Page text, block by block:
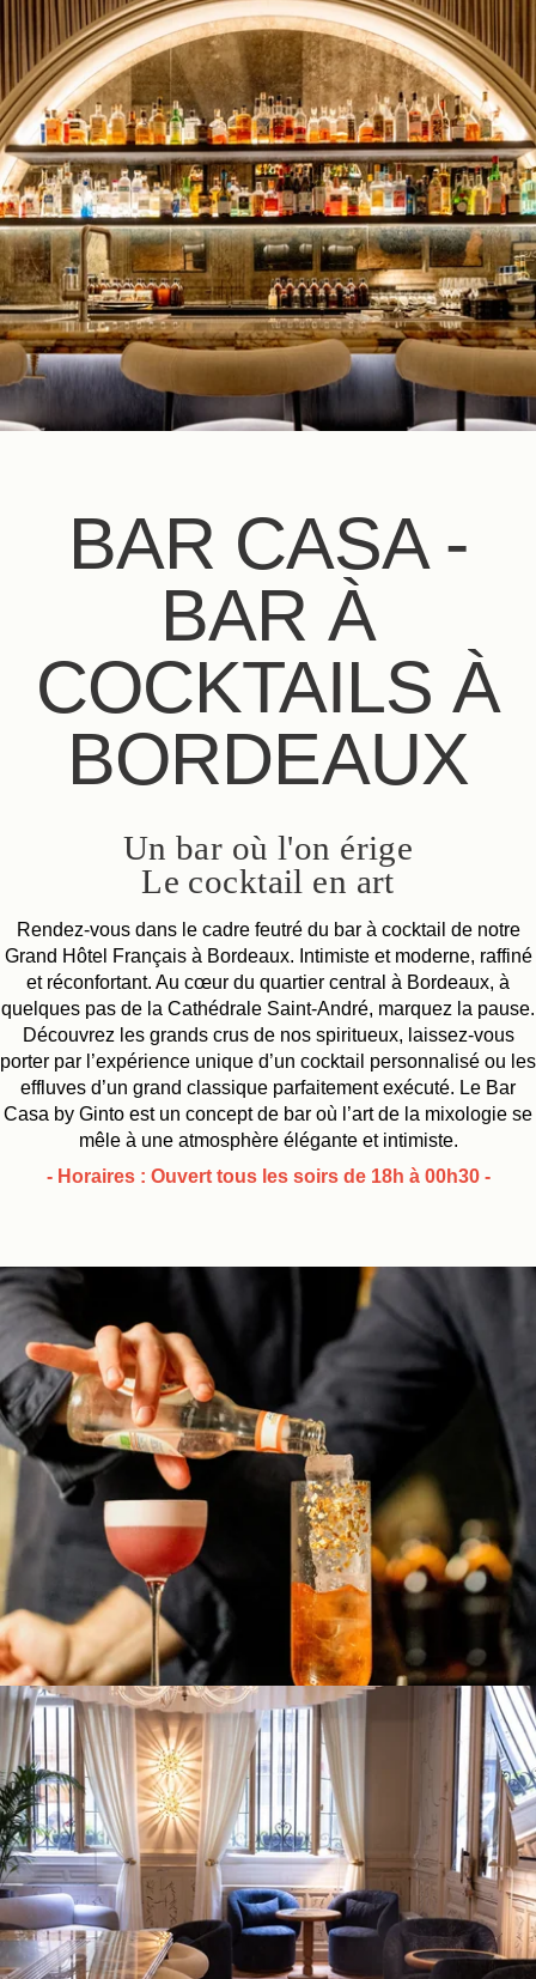
BAR CASA -
BAR À
COCKTAILS À
BORDEAUX
Un bar où l'on érige
Le cocktail en art
Rendez-vous dans le cadre feutré du bar à cocktail de notre
Grand Hôtel Français à Bordeaux. Intimiste et moderne, raffiné
et réconfortant. Au cœur du quartier central à Bordeaux, à
quelques pas de la Cathédrale Saint-André, marquez la pause.
Découvrez les grands crus de nos spiritueux, laissez-vous
porter par l’expérience unique d’un cocktail personnalisé ou les
effluves d’un grand classique parfaitement exécuté. Le Bar
Casa by Ginto est un concept de bar où l’art de la mixologie se
mêle à une atmosphère élégante et intimiste.
- Horaires : Ouvert tous les soirs de 18h à 00h30 -
FRENES